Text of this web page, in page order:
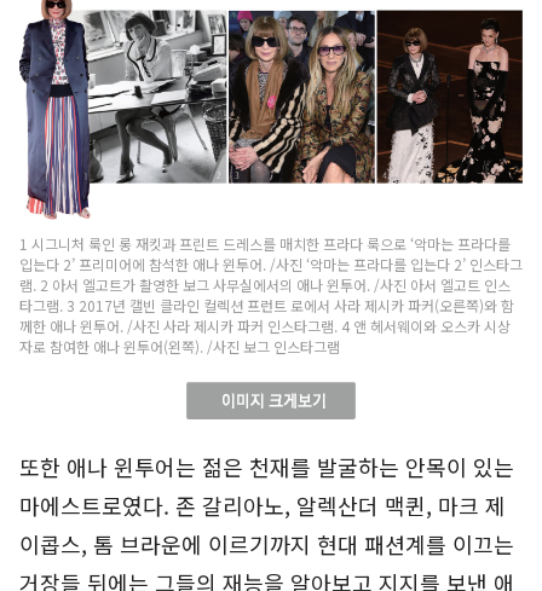
1 시그니처 룩인 롱 재킷과 프린트 드레스를 매치한 프라다 룩으로 ‘악마는 프라다를
입는다 2’ 프리미어에 참석한 애나 윈투어. /사진 ‘악마는 프라다를 입는다 2’ 인스타그
램. 2 아서 엘고트가 촬영한 보그 사무실에서의 애나 윈투어. /사진 아서 엘고트 인스
타그램. 3 2017년 캘빈 클라인 컬렉션 프런트 로에서 사라 제시카 파커(오른쪽)와 함
께한 애나 윈투어. /사진 사라 제시카 파커 인스타그램. 4 앤 헤서웨이와 오스카 시상
자로 참여한 애나 윈투어(왼쪽). /사진 보그 인스타그램
또한 애나 윈투어는 젊은 천재를 발굴하는 안목이 있는
마에스트로였다. 존 갈리아노, 알렉산더 맥퀸, 마크 제
이콥스, 톰 브라운에 이르기까지 현대 패션계를 이끄는
거장들 뒤에는 그들의 재능을 알아보고 지지를 보낸 애